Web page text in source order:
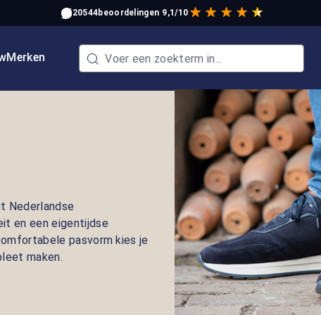
20544beoordelingen 9,1/10
Merken
Nederlandse
en een eigentijdse
pasvorm kies je
maken.